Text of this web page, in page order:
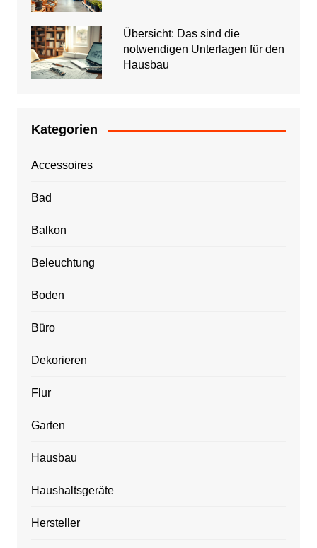
Übersicht: Das sind die
notwendigen Unterlagen für den
Hausbau
Kategorien
Accessoires
Bad
Balkon
Beleuchtung
Boden
Büro
Dekorieren
Flur
Garten
Hausbau
Haushaltsgeräte
Hersteller